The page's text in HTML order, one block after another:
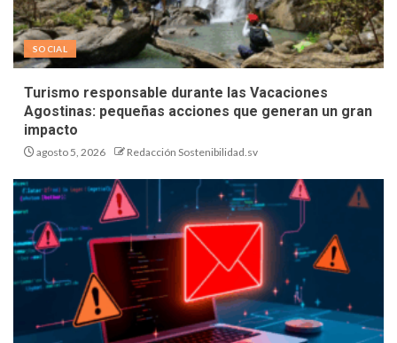
SOCIAL
Turismo responsable durante las Vacaciones
Agostinas: pequeñas acciones que generan un gran
impacto
agosto 5, 2026 Redacción Sostenibilidad.sv